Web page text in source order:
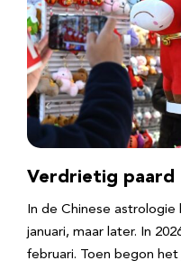
Verdrietig paard
In de Chinese astrologie
januari, maar later. In
februari. Toen begon